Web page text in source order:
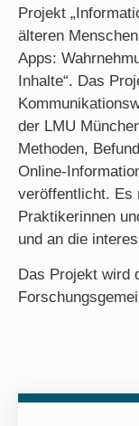
Projekt
älteren
Apps:
Inhalte“. Das
der LMU
Methoden,
Online-
veröffentlicht. Es
Praktikerinnen
und an die
Das Projekt wird